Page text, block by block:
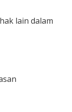
lain dalam